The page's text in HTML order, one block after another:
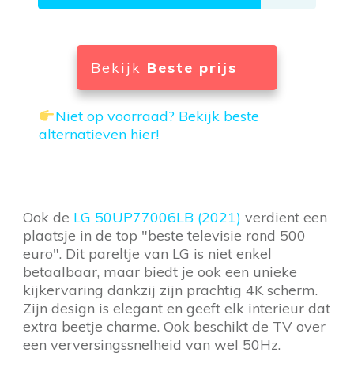
Bekijk Beste prijs
Niet op voorraad? Bekijk beste
alternatieven hier!
Ook de LG 50UP77006LB (2021) verdient een
plaatsje in de top "beste televisie rond 500
euro". Dit pareltje van LG is niet enkel
betaalbaar, maar biedt je ook een unieke
kijkervaring dankzij zijn prachtig 4K scherm.
Zijn design is elegant en geeft elk interieur dat
extra beetje charme. Ook beschikt de TV over
een verversingssnelheid van wel 50Hz.